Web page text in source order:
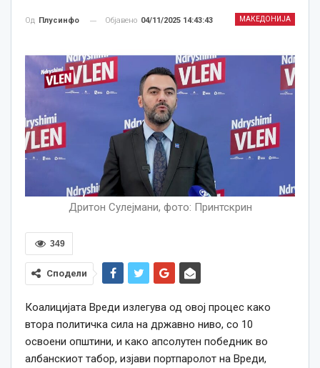
МАКЕДОНИЈА
Од Плусинфо Објавено 04/11/2025 14:43:43
Дритон Сулејмани, фото: Принтскрин
349
Сподели
Коалицијата Вреди излегува од овој процес како
втора политичка сила на државно ниво, со 10
освоени општини, и како апсолутен победник во
албанскиот табор, изјави портпаролот на Вреди,